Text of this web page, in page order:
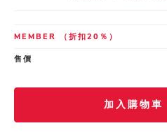
MEMBER （折扣20％）
售價
加入購物車